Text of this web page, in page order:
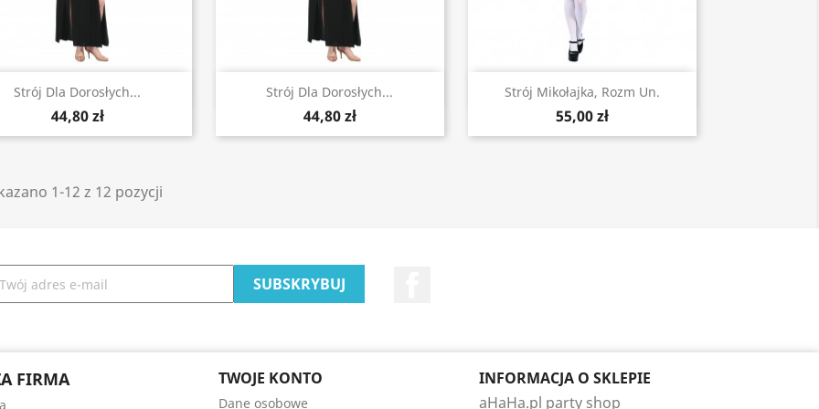
Strój Dla Dorosłych...
44,80 zł
Szybki podgląd Strój Dla Dorosłych...
44,80 zł
Szybki podgląd Strój Mikołajka, Rozm Un.
55,00 zł
Szybki podgląd
1-12 z 12 pozycji
FIRMA TWOJE KONTO
Dane osobowe
INFORMACJA O SKLEPIE
aHaHa.pl party shop